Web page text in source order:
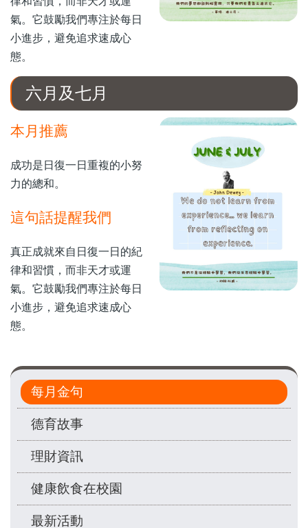
氣。它鼓勵我們專注於每日
小進步，避免追求速成心
態。
六月及七月
本月推薦
成功是日復一日重複的小努
力的總和。
這句話提醒我們
真正成就來自日復一日的紀
律和習慣，而非天才或運
氣。它鼓勵我們專注於每日
小進步，避免追求速成心
態。
Main
navigation
每月金句
德育故事
理財資訊
健康飲食在校園
最新活動